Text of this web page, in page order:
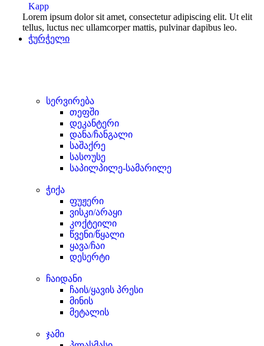
Kapp
Lorem ipsum dolor sit amet, consectetur adipiscing elit. Ut elit
tellus, luctus nec ullamcorper mattis, pulvinar dapibus leo.
ჭურჭელი
სერვირება
თეფში
დეკანტერი
დანა/ჩანგალი
საშაქრე
სასოუსე
საპილპილე-სამარილე
ჭიქა
ფუჟერი
ვისკი/არაყი
კოქტეილი
წვენი/წყალი
ყავა/ჩაი
დესერტი
ჩაიდანი
ჩაის/ყავის პრესი
მინის
მეტალის
ჯამი